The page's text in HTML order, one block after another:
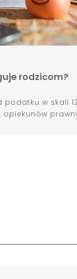
rodzicom?
w skali